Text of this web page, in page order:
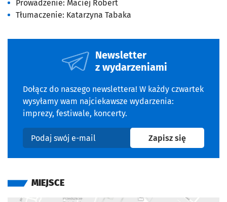
Prowadzenie: Maciej Robert
Tłumaczenie: Katarzyna Tabaka
Newsletter
z wydarzeniami
Dołącz do naszego newslettera! W każdy czwartek
wysyłamy wam najciekawsze wydarzenia:
imprezy, festiwale, koncerty.
Podaj swój e-mail
Zapisz sięna
MIEJSCE